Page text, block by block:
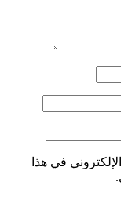
في هذا